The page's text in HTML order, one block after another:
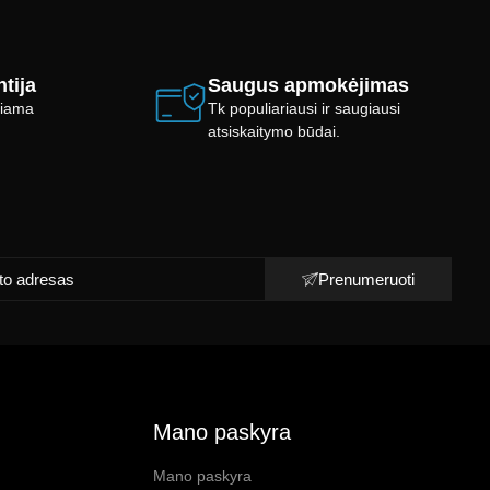
Saugus apmokėjimas
Tk populiariausi ir saugiausi
atsiskaitymo būdai.
Prenumeruoti
Mano paskyra
Mano paskyra